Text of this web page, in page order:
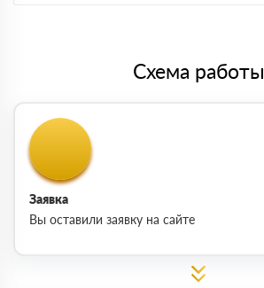
Схема работы
Заявка
Вы оставили заявку на сайте